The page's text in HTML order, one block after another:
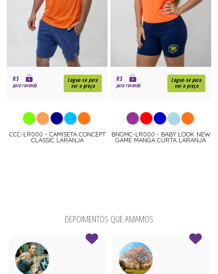
R$
para revenda
Logue-se para
ver o preço
CCC-LR000 - CAMISETA CONCEPT
CLASSIC LARANJA
R$
para revenda
Logue-se para
ver o preço
BNGMC-LR000 - BABY LOOK NEW
GAME MANGA CURTA LARANJA
DEPOIMENTOS QUE AMAMOS